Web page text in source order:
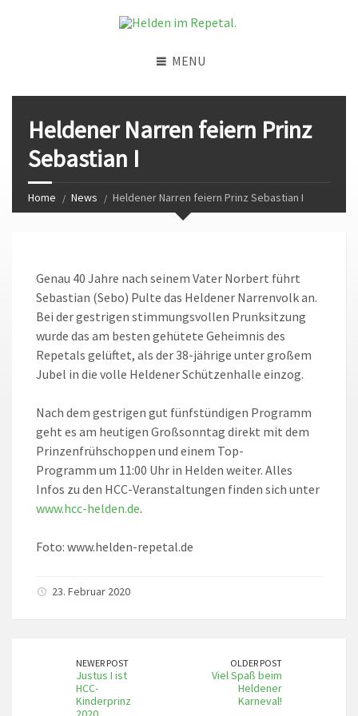
MENU
Heldener Narren feiern Prinz
Sebastian I
Home News Heldener Narren feiern Prinz Sebastian I
Genau 40 Jahre nach seinem Vater Norbert führt
Sebastian (Sebo) Pulte das Heldener Narrenvolk an.
Bei der gestrigen stimmungsvollen Prunksitzung
wurde das am besten gehütete Geheimnis des
Repetals gelüftet, als der 38-jährige unter großem
Jubel in die volle Heldener Schützenhalle einzog.
Nach dem gestrigen gut fünfstündigen Programm
geht es am heutigen Großsonntag direkt mit dem
Prinzenfrühschoppen und einem Top-
Programm um 11:00 Uhr in Helden weiter. Alles
Infos zu den HCC-Veranstaltungen finden sich unter
www.hcc-helden.de.
Foto: www.helden-repetal.de
23. Februar 2020
NEWER POST
Justus I ist
HCC-
Kinderprinz
OLDER POST
Viel Spaß beim
Heldener
Karneval!